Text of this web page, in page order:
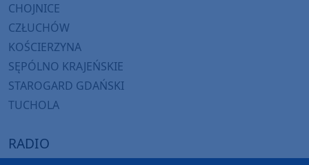
CHOJNICE
CZŁUCHÓW
KOŚCIERZYNA
SĘPÓLNO KRAJEŃSKIE
STAROGARD GDAŃSKI
TUCHOLA
RADIO